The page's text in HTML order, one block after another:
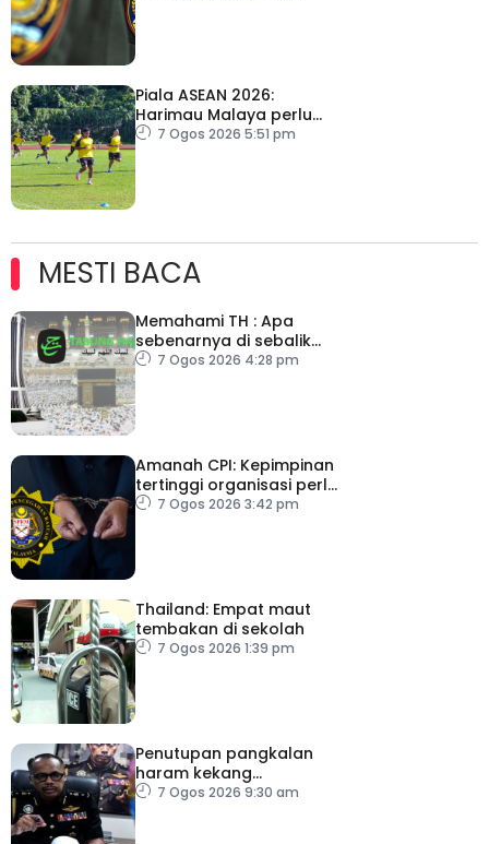
Piala ASEAN 2026:
Harimau Malaya perlu
lebih agresif
7 Ogos 2026 5:51 pm
MESTI BACA
Memahami TH : Apa
sebenarnya di sebalik
angka
7 Ogos 2026 4:28 pm
Amanah CPI: Kepimpinan
tertinggi organisasi perlu
pacu reformasi radikal
7 Ogos 2026 3:42 pm
Thailand: Empat maut
tembakan di sekolah
7 Ogos 2026 1:39 pm
Penutupan pangkalan
haram kekang
penyeludupan di
7 Ogos 2026 9:30 am